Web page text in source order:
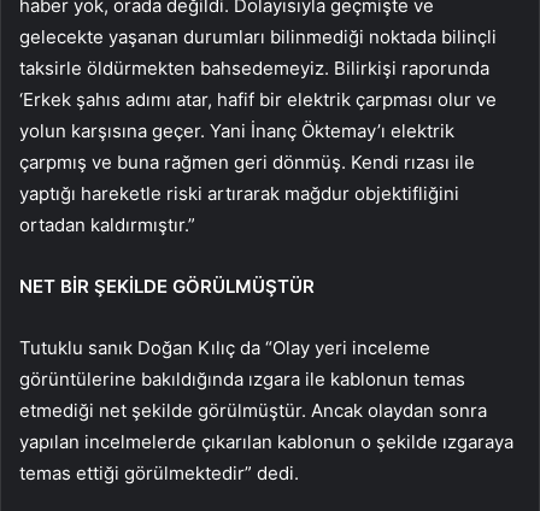
haber yok, orada değildi. Dolayısıyla geçmişte ve
gelecekte yaşanan durumları bilinmediği noktada bilinçli
taksirle öldürmekten bahsedemeyiz. Bilirkişi raporunda
‘Erkek şahıs adımı atar, hafif bir elektrik çarpması olur ve
yolun karşısına geçer. Yani İnanç Öktemay’ı elektrik
çarpmış ve buna rağmen geri dönmüş. Kendi rızası ile
yaptığı hareketle riski artırarak mağdur objektifliğini
ortadan kaldırmıştır.”
NET BİR ŞEKİLDE GÖRÜLMÜŞTÜR
Tutuklu sanık Doğan Kılıç da “Olay yeri inceleme
görüntülerine bakıldığında ızgara ile kablonun temas
etmediği net şekilde görülmüştür. Ancak olaydan sonra
yapılan incelmelerde çıkarılan kablonun o şekilde ızgaraya
temas ettiği görülmektedir” dedi.